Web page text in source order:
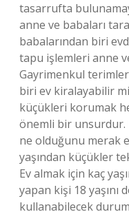
tasarrufta
anne ve babaları
babalarından biri
tapu işlemleri anne
Gayrimenkul
biri ev kiralayabilir
küçükleri korumak
önemli bir unsurdur.
ne olduğunu merak
yaşından küçükler
Ev almak için kaç
yapan kişi 18 yaşını
kullanabilecek